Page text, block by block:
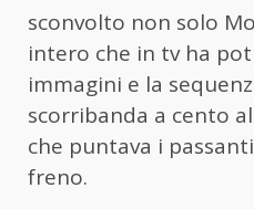
sconvolto non solo
intero che in tv ha
immagini e la
scorribanda a cento
che puntava i
freno.